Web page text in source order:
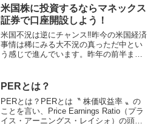
KDDI・ソフトバンク の3社です。通信株
は“守りの...
米国株に投資するならマネックス
証券で口座開設しよう！
米国不況は逆にチャンス‼昨今の米国経済
事情は稀にみる大不況の真っただ中とい
う感じで進んでいます。昨年の前半まで
っていますが、逆に言えば米国不況が改
善された...
PERとは？
PERとは？PERとは〝 株価収益率 〟の
ことを言い、Price Earnings Ratio（プラ
イス・アーニングス・レイシォ）の頭文